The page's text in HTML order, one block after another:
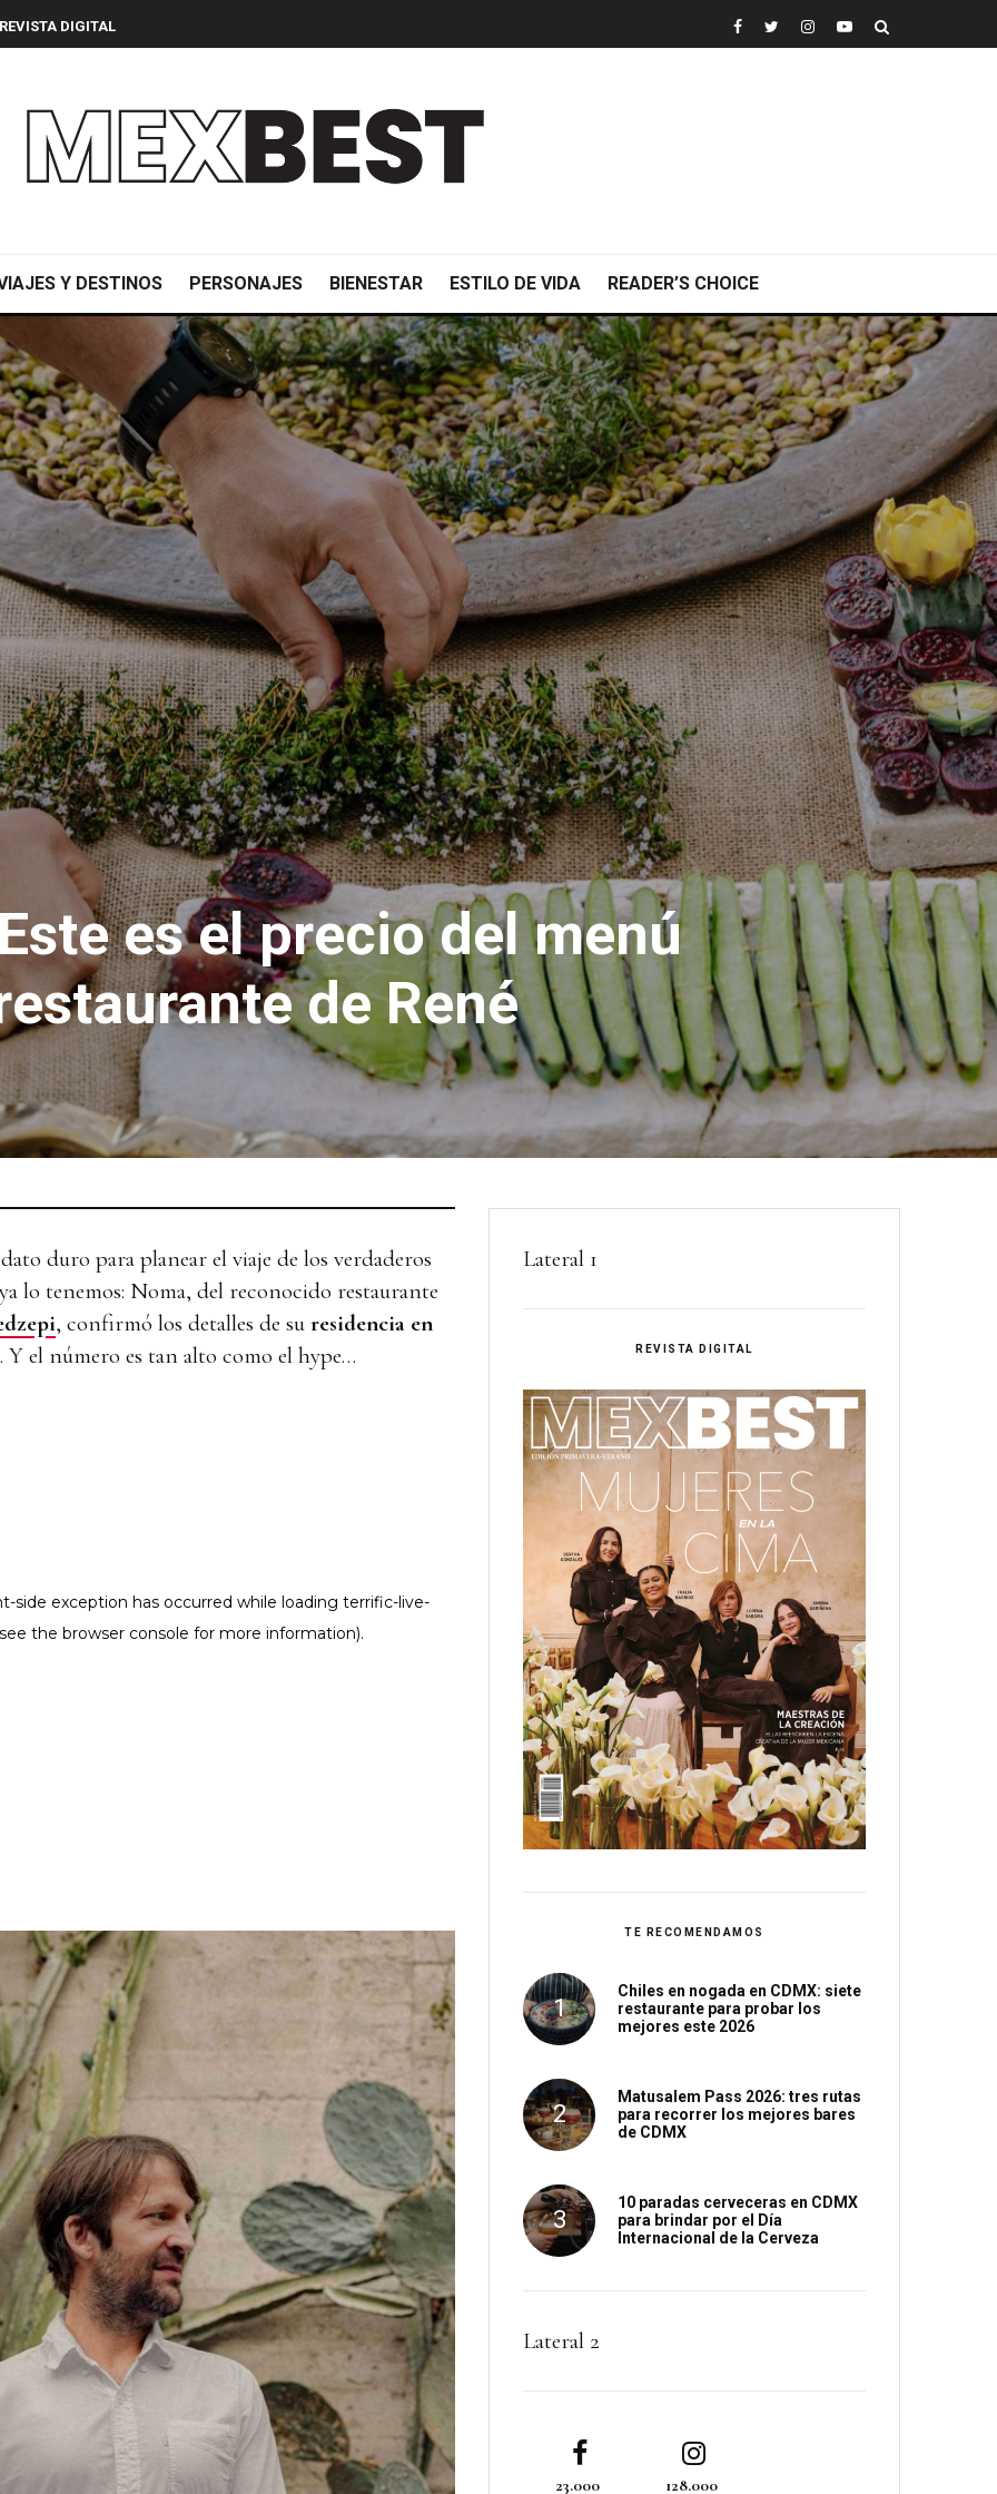
REVISTA DIGITAL
Y DESTINOS PERSONAJES BIENESTAR ESTILO DE VIDA READER’S CHOICE
es el precio del menú
de René
duro para planear el viaje de los verdaderos
lo tenemos: Noma, del reconocido restaurante
, confirmó los detalles de su residencia en
Y el número es tan alto como el hype…
Lateral 1
REVISTA DIGITAL
TE RECOMENDAMOS
Chiles en nogada en CDMX: siete
restaurante para probar los
mejores este 2026
Matusalem Pass 2026: tres rutas
para recorrer los mejores bares
de CDMX
10 paradas cerveceras en CDMX
para brindar por el Día
Internacional de la Cerveza
Lateral 2
23.000 128.000